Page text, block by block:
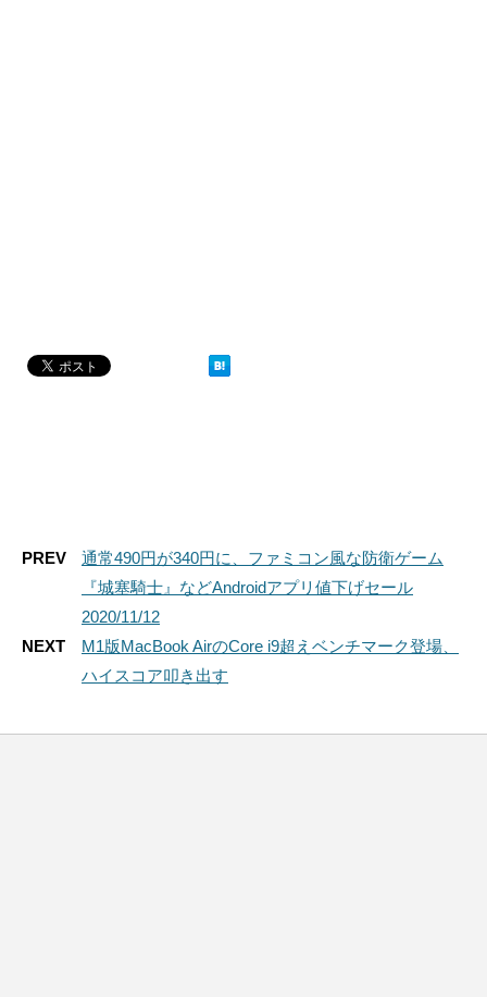
PREV
通常490円が340円に、ファミコン風な防衛ゲーム
『城塞騎士』などAndroidアプリ値下げセール
2020/11/12
NEXT
M1版MacBook AirのCore i9超えベンチマーク登場、
ハイスコア叩き出す